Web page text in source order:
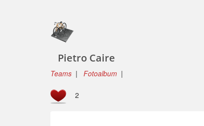
Pietro Caire
Teams | Fotoalbum |
2